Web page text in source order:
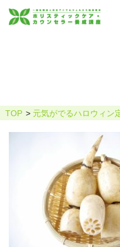
TOP 元気がでるハロウィン